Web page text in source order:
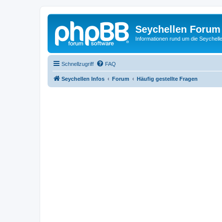
Seychellen Forum
Informationen rund um die
Schnellzugriff FAQ
Seychellen Infos Forum Häufig gestellte Fragen